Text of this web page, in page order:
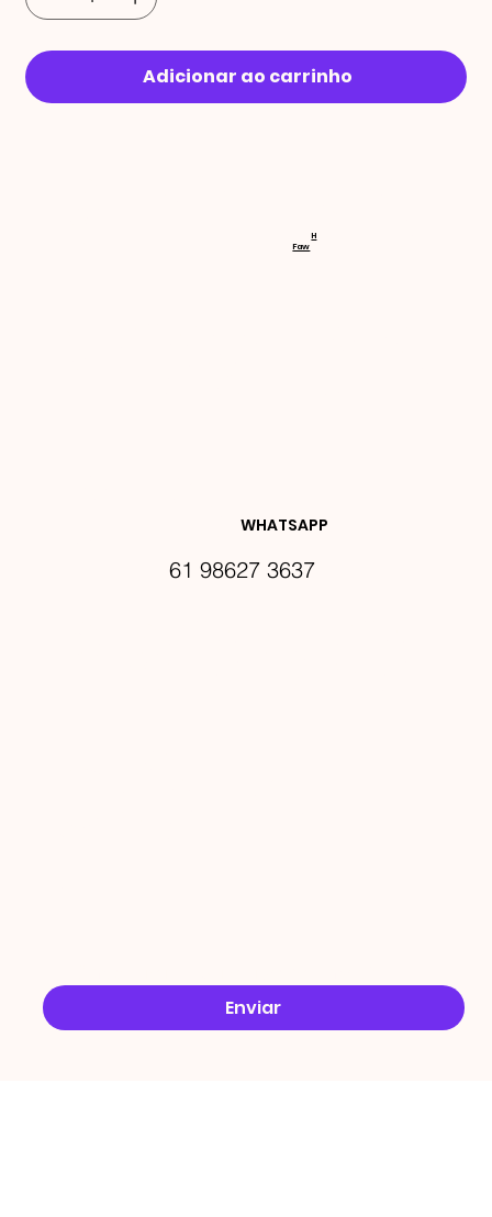
Adicionar ao carrinho
RECEBA
DES E
Enviar
WHATSAPP
61 98627 3637
Faw
H